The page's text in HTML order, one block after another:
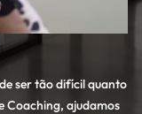
ser tão difícil quanto
Coaching, ajudamos